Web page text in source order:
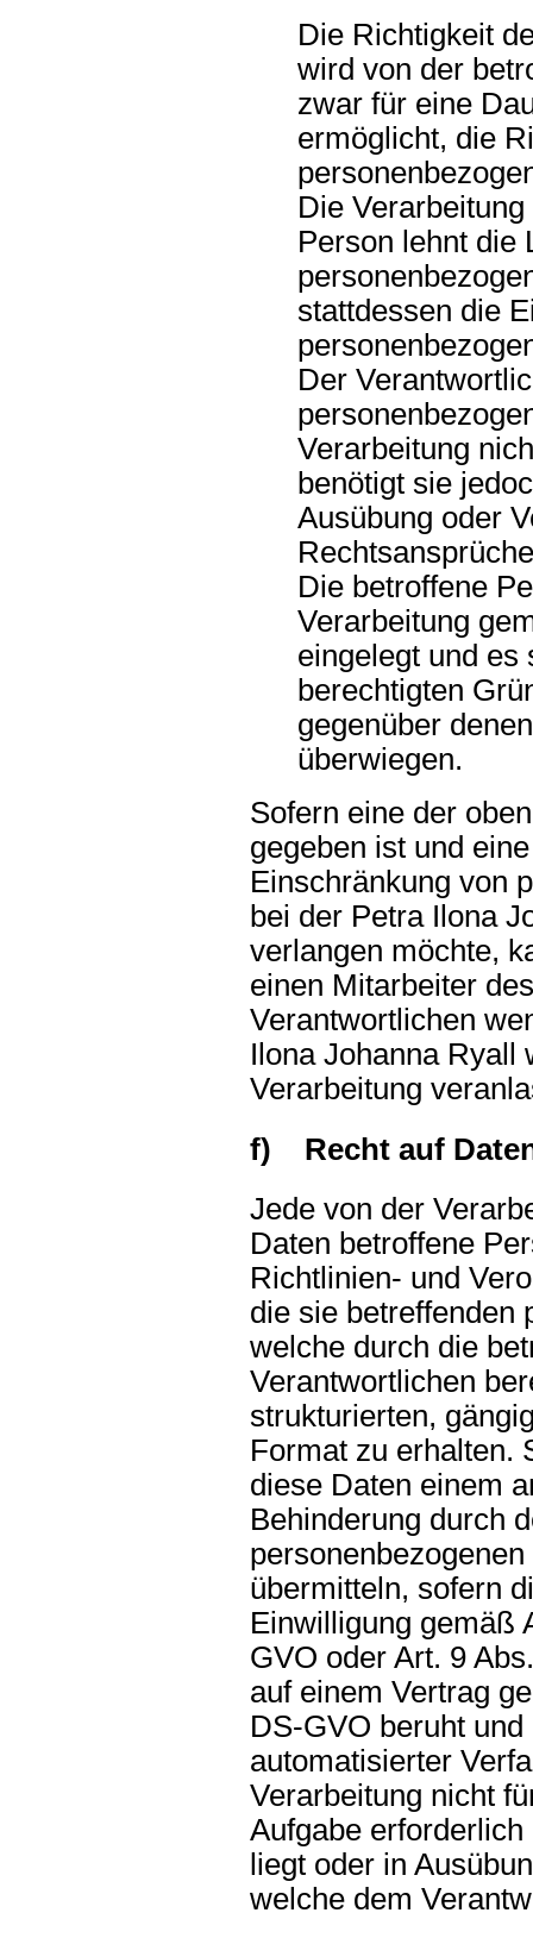
Die Richtigkeit
wird von der
zwar für eine
ermöglicht, die
Die
Person lehnt die
stattdessen die
Der
Verarbeitung
benötigt sie
Ausübung oder
Die betroffene
Verarbeitung
eingelegt und es
berechtigten
gegenüber
überwiegen.
Sofern eine der
gegeben ist und
Einschränkung von
bei der Petra Ilona
verlangen möchte,
einen Mitarbeiter
Verantwortlichen
Ilona Johanna Ryall
Verarbeitung
f) Recht auf
Jede von der
Daten betroffene
Richtlinien- und
die sie betreffenden
welche durch die
Verantwortlichen
strukturierten,
Format zu erhalten.
diese Daten einem
Behinderung durch
übermitteln, sofern
Einwilligung gemäß
GVO oder Art. 9
auf einem Vertrag
DS-GVO beruht
automatisierter
Verarbeitung nicht
Aufgabe
liegt oder in
welche dem